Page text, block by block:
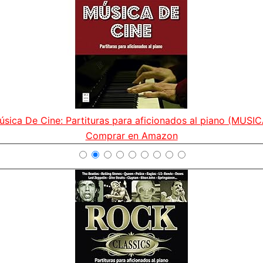
De Cine: Partituras para aficionados al piano
Comprar en Amazon